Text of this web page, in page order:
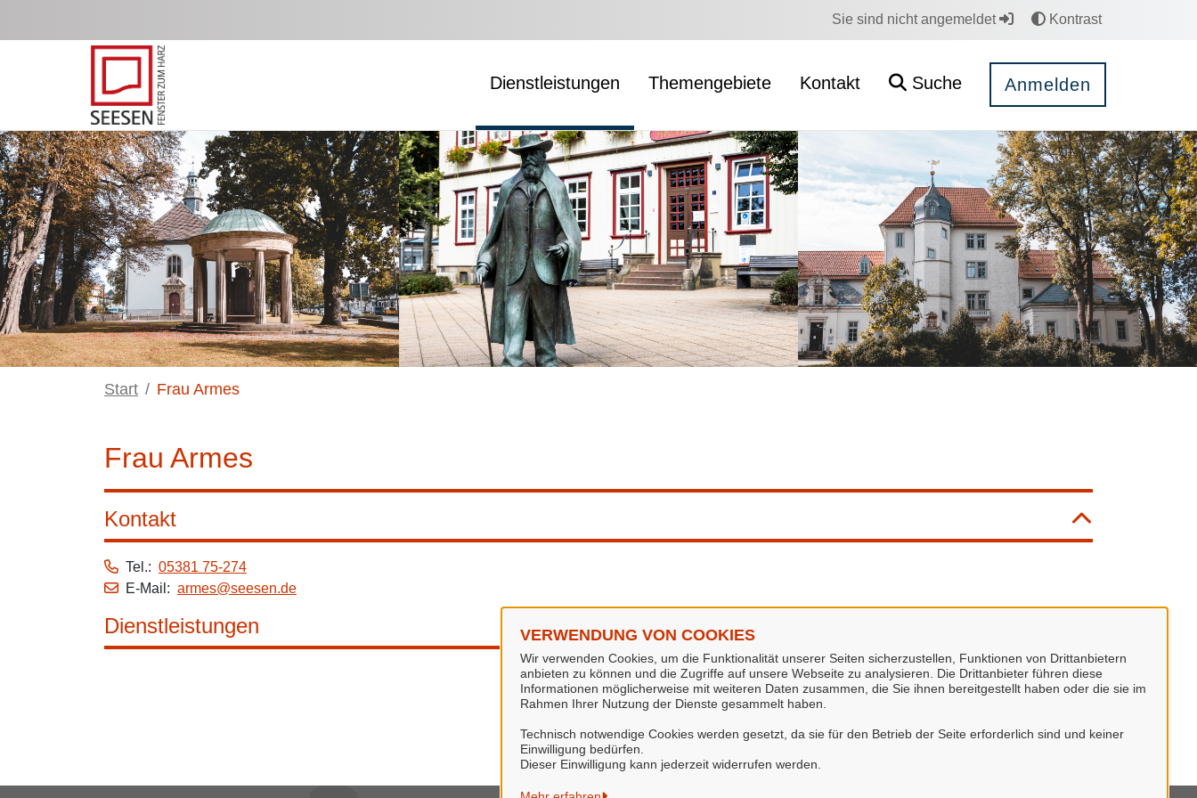
VERWENDUNG VON COOKIES
Wir verwenden Cookies, um die Funktionalität unserer Seiten sicherzustellen, Funktionen von Drittanbietern
anbieten zu können und die Zugriffe auf unsere Webseite zu analysieren. Die Drittanbieter führen diese
Informationen möglicherweise mit weiteren Daten zusammen, die Sie ihnen bereitgestellt haben oder die sie im
Rahmen Ihrer Nutzung der Dienste gesammelt haben.
Technisch notwendige Cookies werden gesetzt, da sie für den Betrieb der Seite erforderlich sind und keiner
Einwilligung bedürfen.
Dieser Einwilligung kann jederzeit widerrufen werden.
Sie sind nicht angemeldet Kontrast
Dienstleistungen Themengebiete Kontakt Suche Anmelden
Start Frau Armes
Frau Armes
Kontakt
Tel.: 05381 75-274
E-Mail: armes@seesen.de
Dienstleistungen